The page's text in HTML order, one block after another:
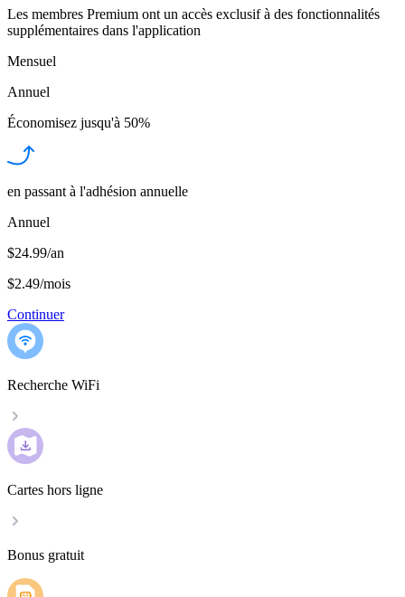
Les membres Premium ont un accès exclusif à des fonctionnalités
supplémentaires dans l'application
Mensuel
Annuel
Économisez jusqu'à 50%
en passant à l'adhésion annuelle
Annuel
$24.99/an
$2.49/mois
Continuer
Recherche WiFi
Cartes hors ligne
Bonus gratuit